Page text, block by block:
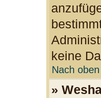
keine
Nach oben
»